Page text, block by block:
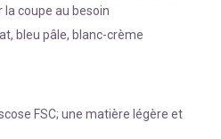
coupe au besoin
bleu pâle, blanc-crème
FSC; une matière légère et